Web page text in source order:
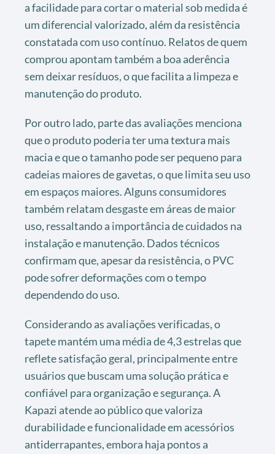
a facilidade para cortar o material sob medida é
um diferencial valorizado, além da resistência
constatada com uso contínuo. Relatos de quem
comprou apontam também a boa aderência
sem deixar resíduos, o que facilita a limpeza e
manutenção do produto.
Por outro lado, parte das avaliações menciona
que o produto poderia ter uma textura mais
macia e que o tamanho pode ser pequeno para
cadeias maiores de gavetas, o que limita seu uso
em espaços maiores. Alguns consumidores
também relatam desgaste em áreas de maior
uso, ressaltando a importância de cuidados na
instalação e manutenção. Dados técnicos
confirmam que, apesar da resistência, o PVC
pode sofrer deformações com o tempo
dependendo do uso.
Considerando as avaliações verificadas, o
tapete mantém uma média de 4,3 estrelas que
reflete satisfação geral, principalmente entre
usuários que buscam uma solução prática e
confiável para organização e segurança. A
Kapazi atende ao público que valoriza
durabilidade e funcionalidade em acessórios
antiderrapantes, embora haja pontos a